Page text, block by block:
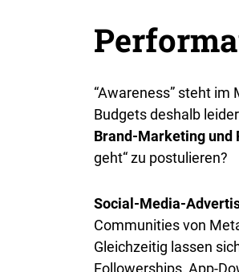
“Awareness” steht
Budgets deshalb
Brand-Marketing
geht“ zu postulieren?
Social-Media-
Communities von
Gleichzeitig lassen
Followerships, App-